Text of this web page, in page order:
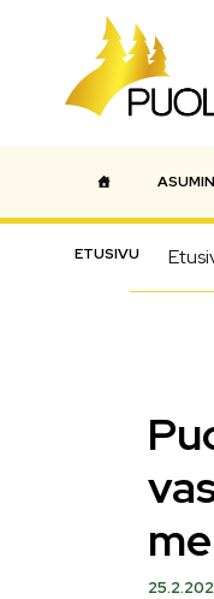
Päävalikko
ETUSIVU